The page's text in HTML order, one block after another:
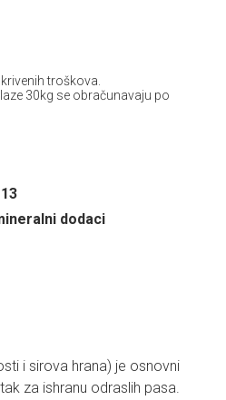
troškova.
30kg se obračunavaju po
dodaci
i sirova hrana) je osnovni
za ishranu odraslih pasa.